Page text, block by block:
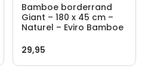
Bamboe borderrand
Giant – 180 x 45 cm –
Naturel – Eviro Bamboe
29,95